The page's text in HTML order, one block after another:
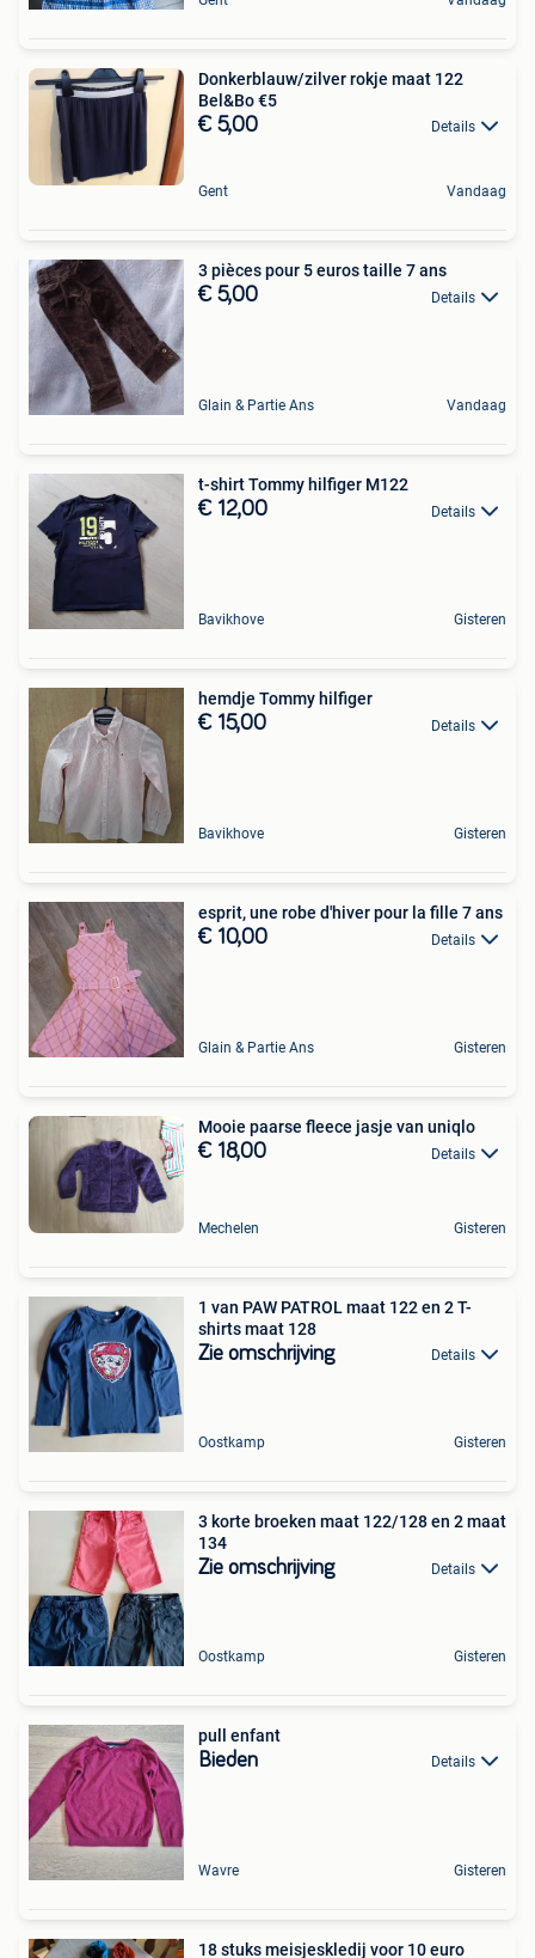
Donkerblauw/zilver rokje maat 122
Bel&Bo €5
€ 5,00 Details
Gent Vandaag
3 pièces pour 5 euros taille 7 ans
€ 5,00 Details
Glain & Partie Ans Vandaag
t-shirt Tommy hilfiger M122
€ 12,00 Details
Bavikhove Gisteren
hemdje Tommy hilfiger
€ 15,00 Details
Bavikhove Gisteren
esprit, une robe d'hiver pour la fille 7 ans
€ 10,00 Details
Glain & Partie Ans Gisteren
Mooie paarse fleece jasje van uniqlo
€ 18,00 Details
Mechelen Gisteren
1 van PAW PATROL maat 122 en 2 T-
shirts maat 128
Zie omschrijving Details
Oostkamp Gisteren
3 korte broeken maat 122/128 en 2 maat
134
Zie omschrijving Details
Oostkamp Gisteren
pull enfant
Bieden Details
Wavre Gisteren
18 stuks meisjeskledij voor 10 euro